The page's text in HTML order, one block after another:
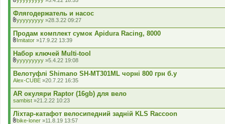
н
я
В
к
л
а
д
е
н
н
я
Флягодержатель и насос
В
к
л
а
д
е
н
н
я
yyyyyyyyy »28.3.22 09:27
Продам комплект сумок Apidura Racing, 8000
к
л
а
д
е
н
н
я
Imitator »17.9.22 13:39
Набор ключей Multi-tool
В
к
л
а
д
е
н
н
я
yyyyyyyyy »5.4.22 19:08
Велотуфлі Shimano SH-MT301ML чорні 800 грн б.у
Alex-CUBE »20.7.22 16:35
AR окуляри Raptor (16gb) для вело
sambist »21.2.22 10:23
Ліхтар-катафот велосипедний задній KLS Raccoon
bike-loner »11.8.19 13:57